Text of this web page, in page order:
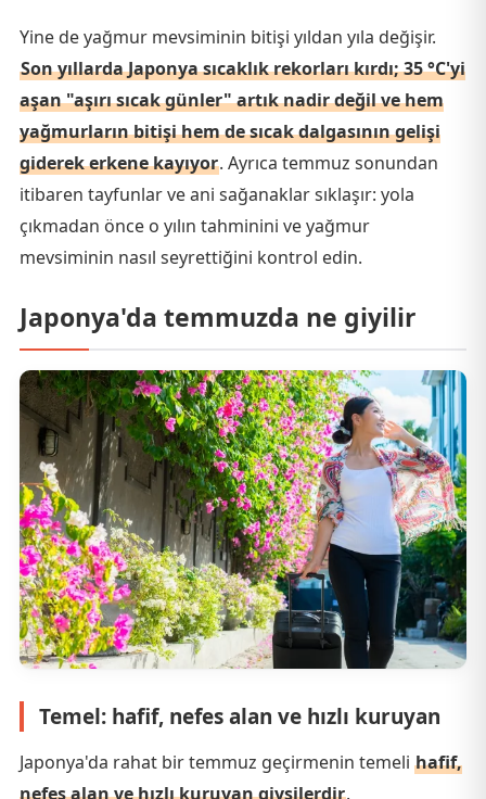
Yine de yağmur mevsiminin bitişi yıldan yıla değişir.
Son yıllarda Japonya sıcaklık rekorları kırdı; 35 °C'yi
aşan "aşırı sıcak günler" artık nadir değil ve hem
yağmurların bitişi hem de sıcak dalgasının gelişi
giderek erkene kayıyor. Ayrıca temmuz sonundan
itibaren tayfunlar ve ani sağanaklar sıklaşır: yola
çıkmadan önce o yılın tahminini ve yağmur
mevsiminin nasıl seyrettiğini kontrol edin.
Japonya'da temmuzda ne giyilir
Temel: hafif, nefes alan ve hızlı kuruyan
Japonya'da rahat bir temmuz geçirmenin temeli hafif,
nefes alan ve hızlı kuruyan giysilerdir.